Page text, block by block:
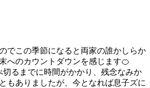
でこの季節になると両家の誰かしらか
へのカウントダウンを感じます🍊
切るまでに時間がかかり、残念なみか
もありましたが、今となれば息子ズに